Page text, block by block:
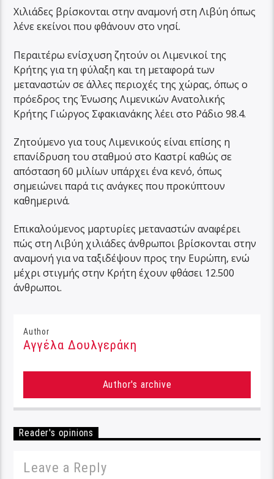
Χιλιάδες βρίσκονται στην αναμονή στη Λιβύη όπως
λένε εκείνοι που φθάνουν στο νησί.
Περαιτέρω ενίσχυση ζητούν οι Λιμενικοί της
Κρήτης για τη φύλαξη και τη μεταφορά των
μεταναστών σε άλλες περιοχές της χώρας, όπως ο
πρόεδρος της Ένωσης Λιμενικών Ανατολικής
Κρήτης Γιώργος Σφακιανάκης λέει στο Ράδιο 98.4.
Ζητούμενο για τους Λιμενικούς είναι επίσης η
επανίδρυση του σταθμού στο Καστρί καθώς σε
απόσταση 60 μιλίων υπάρχει ένα κενό, όπως
σημειώνει παρά τις ανάγκες που προκύπτουν
καθημερινά.
Επικαλούμενος μαρτυρίες μεταναστών αναφέρει
πώς στη Λιβύη χιλιάδες άνθρωποι βρίσκονται στην
αναμονή για να ταξιδέψουν προς την Ευρώπη, ενώ
μέχρι στιγμής στην Κρήτη έχουν φθάσει 12.500
άνθρωποι.
Author
Αγγέλα Δουλγεράκη
Author's archive
Reader's opinions
Leave a Reply